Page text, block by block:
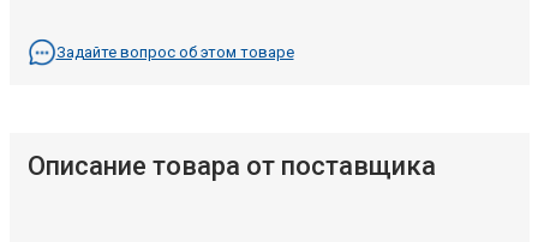
Задайте вопрос об этом товаре
Описание товара от поставщика